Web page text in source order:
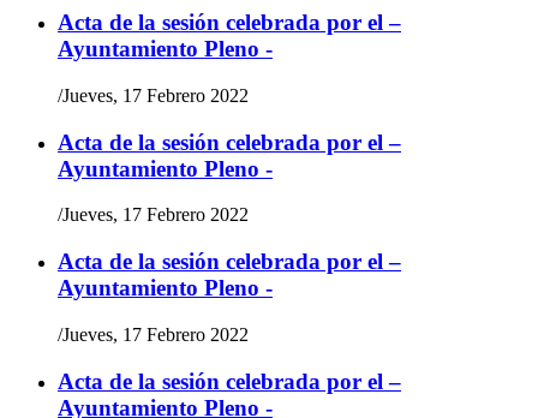
Acta de la sesión celebrada por el –
Ayuntamiento Pleno -
/Jueves, 17 Febrero 2022
Acta de la sesión celebrada por el –
Ayuntamiento Pleno -
/Jueves, 17 Febrero 2022
Acta de la sesión celebrada por el –
Ayuntamiento Pleno -
/Jueves, 17 Febrero 2022
Acta de la sesión celebrada por el –
Ayuntamiento Pleno -